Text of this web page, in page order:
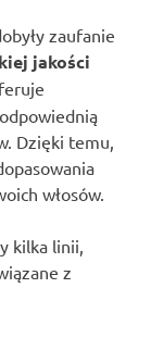
zaufanie
jakości
Dzięki temu,
włosów.
kilka linii,
z